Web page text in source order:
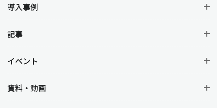
導入事例
記事
イベント
資料・動画